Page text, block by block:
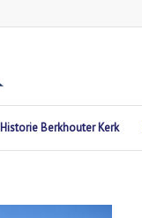
Historie Berkhouter Kerk